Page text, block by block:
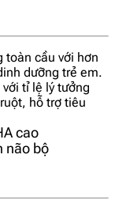
toàn cầu với hơn
dưỡng trẻ em.
tỉ lệ lý tưởng
hỗ trợ tiêu
cao
não bộ